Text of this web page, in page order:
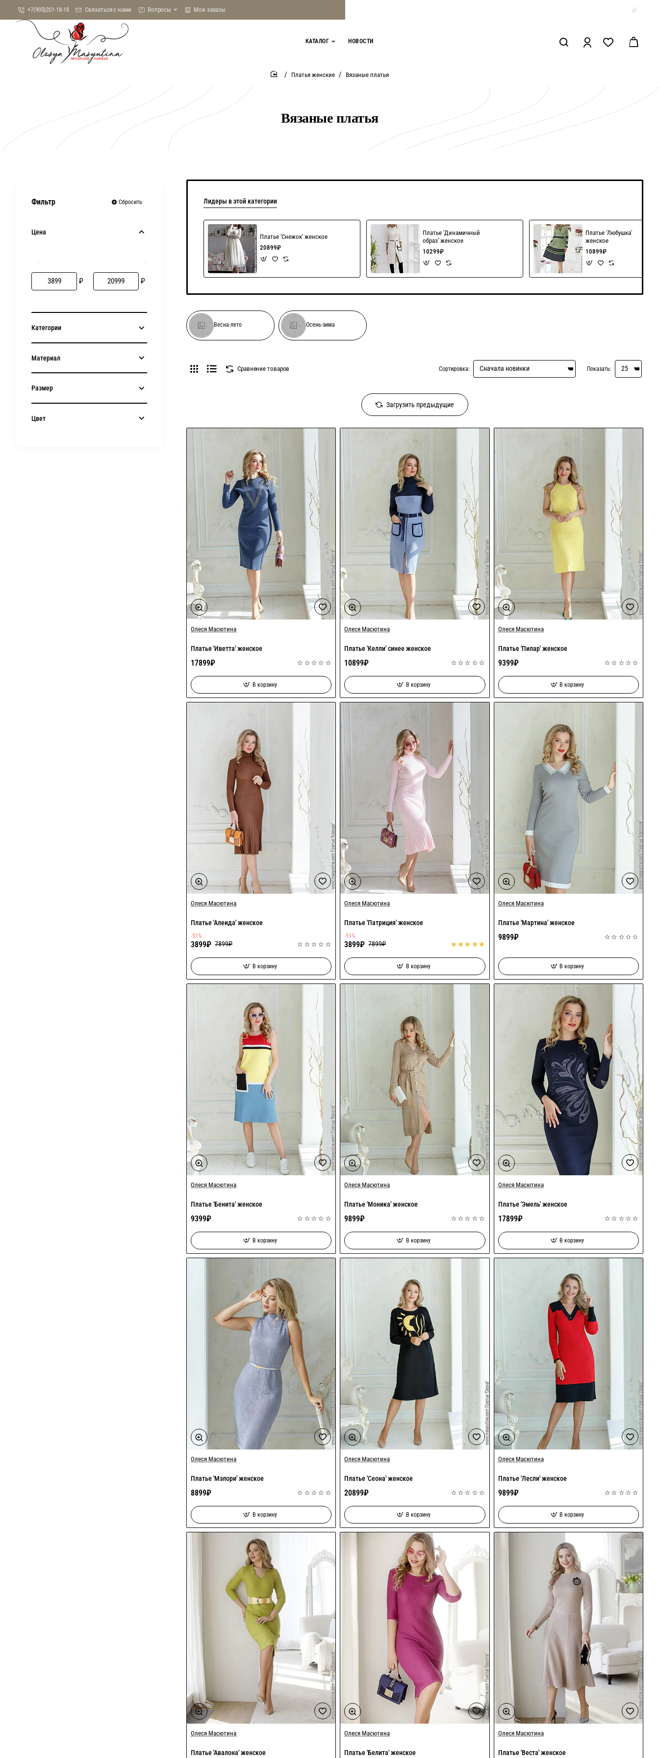
+7(905)201-18-18 Связаться с нами Вопросы Мои заказы
КАТАЛОГ НОВОСТИ
Вязаные платья
Платья женские Вязаные платья
Фильтр Сбросить
Цена
₽ ₽
Категории
Материал
Размер
Цвет
Лидеры в этой категории
Платье 'Снежок' женское
20899₽
Платье 'Динамичный
образ' женское
10299₽
Платье 'Любушка'
женское
10899₽
Весна-лето Осень-зима
Сравнение товаров Сортировка: Показать:
Загрузить предыдущие
Олеся Масютина
Платье 'Иветта' женское
17899₽
В корзину
Олеся Масютина
Платье 'Келли' синее женское
10899₽
В корзину
Олеся Масютина
Платье 'Пилар' женское
9399₽
В корзину
Олеся Масютина
Платье 'Алеида' женское
-51%
3899₽ 7899₽
В корзину
Олеся Масютина
Платье 'Патриция' женское
-51%
3899₽ 7899₽
В корзину
Олеся Масютина
Платье 'Мартина' женское
9899₽
В корзину
Олеся Масютина
Платье 'Бенита' женское
9399₽
В корзину
Олеся Масютина
Платье 'Моника' женское
9899₽
В корзину
Олеся Масютина
Платье 'Эмель' женское
17899₽
В корзину
Олеся Масютина
Платье 'Мэлори' женское
8899₽
В корзину
Олеся Масютина
Платье 'Сеона' женское
20899₽
В корзину
Олеся Масютина
Платье 'Лесли' женское
9899₽
В корзину
Олеся Масютина
Платье 'Авалона' женское
Олеся Масютина
Платье 'Белита' женское
Олеся Масютина
Платье 'Веста' женское